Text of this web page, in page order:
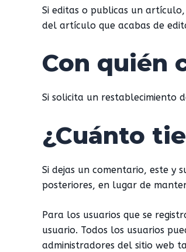
Si editas o publicas un
del artículo que acabas de
Con quién
Si solicita un restablecimiento
¿Cuánto
Si dejas un comentario, este y
posteriores, en lugar de
Para los usuarios que se
usuario. Todos los usuarios
administradores del sitio web